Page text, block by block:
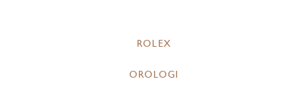
ROLEX
OROLOGI